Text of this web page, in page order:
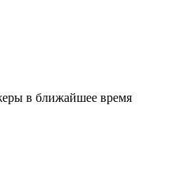
в ближайшее время